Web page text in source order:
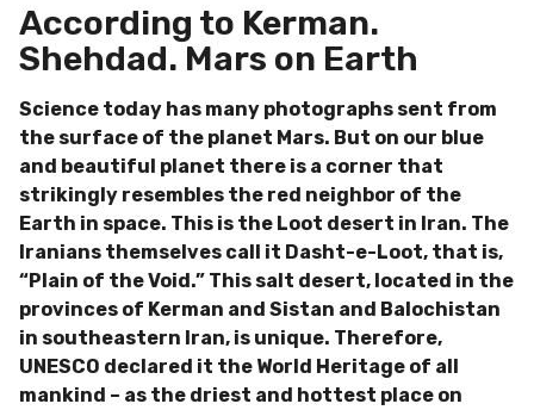
According to Kerman.
Shehdad. Mars on Earth
Science today has many photographs sent from
the surface of the planet Mars. But on our blue
and beautiful planet there is a corner that
strikingly resembles the red neighbor of the
Earth in space. This is the Loot desert in Iran. The
Iranians themselves call it Dasht-e-Loot, that is,
“Plain of the Void.” This salt desert, located in the
provinces of Kerman and Sistan and Balochistan
in southeastern Iran, is unique. Therefore,
UNESCO declared it the World Heritage of all
mankind – as the driest and hottest place on